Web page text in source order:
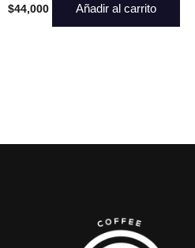
$44,000 Añadir al carrito